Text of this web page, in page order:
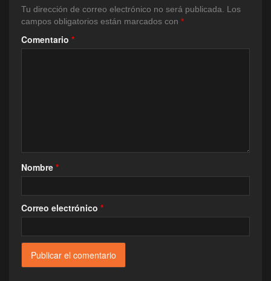
Tu dirección de correo electrónico no será publicada.
Los
campos obligatorios están marcados con *
Comentario *
Nombre *
Correo electrónico *